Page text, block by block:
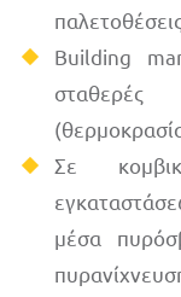
Building
Σε
μέσα